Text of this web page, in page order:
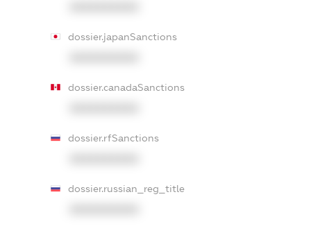
dossier.japanSanctions
dossier.canadaSanctions
dossier.rfSanctions
dossier.russian_reg_title